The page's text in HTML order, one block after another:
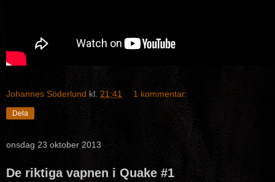
Johannes Söderlund kl. 21:41 1 kommentar:
Dela
onsdag 23 oktober 2013
De riktiga vapnen i Quake #1